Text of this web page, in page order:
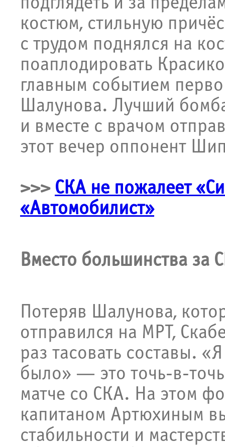
костюм, стильную
с трудом поднялся на
поаплодировать
главным событием
Шалунова. Лучший
и вместе с врачом
этот вечер оппонент
>>> СКА не пожалеет
«Автомобилист»
Вместо большинства за
Потеряв Шалунова,
отправился на МРТ,
раз тасовать составы.
было» — это точь-в-
матче со СКА. На этом
капитаном Артюхиным
стабильности и